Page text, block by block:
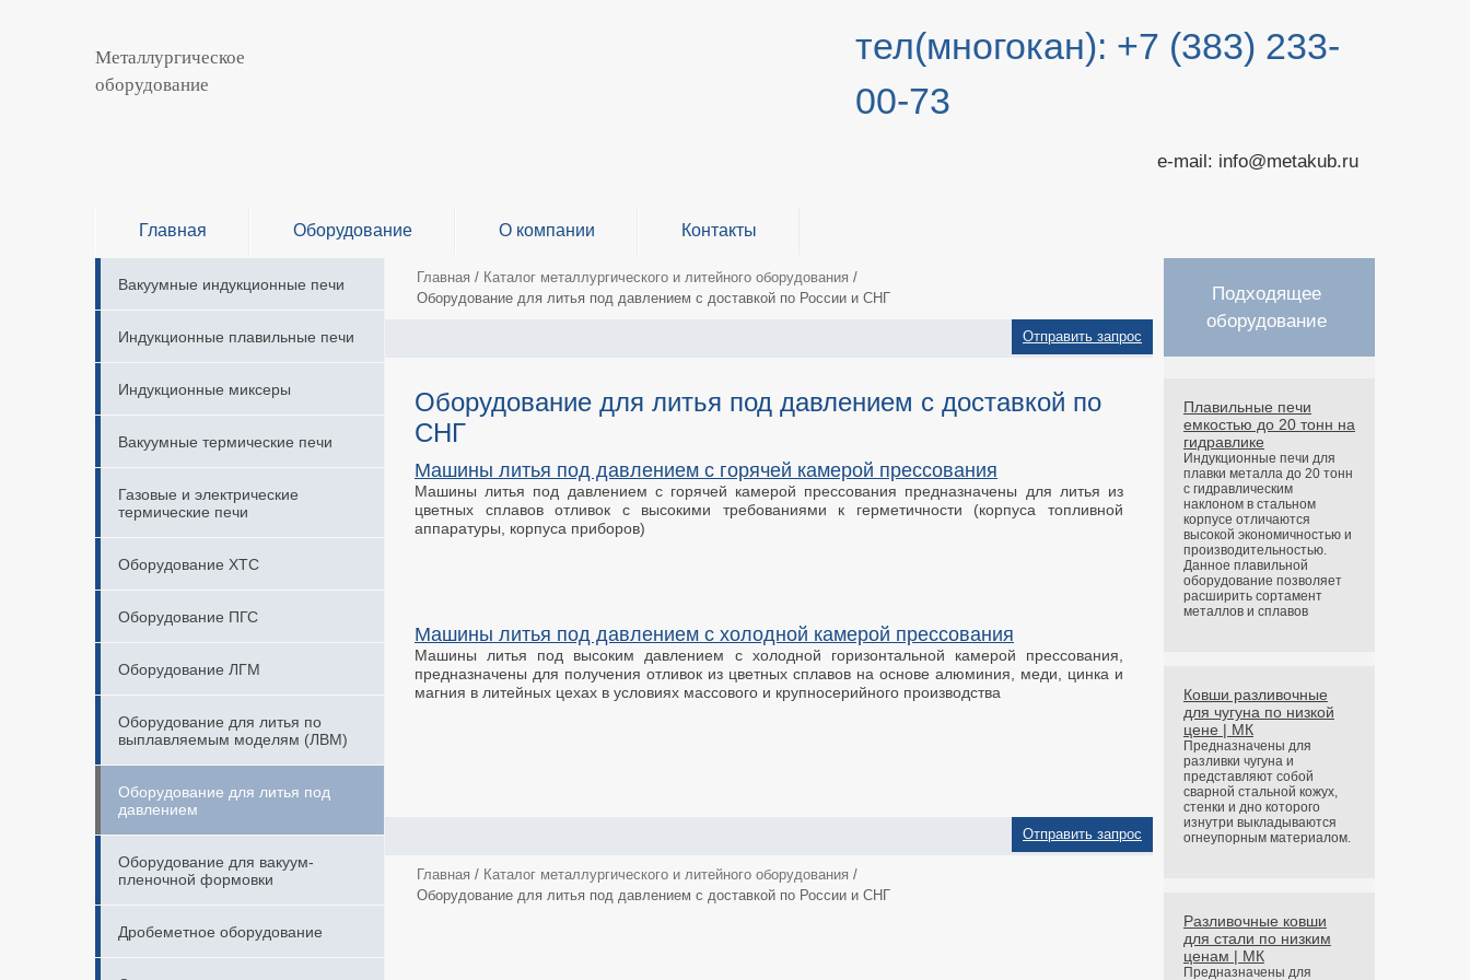
Металлургическое
оборудование
тел(многокан): +7 (383) 233-
00-73
e-mail: info@metakub.ru
Главная Оборудование О компании Контакты
Вакуумные индукционные печи
Индукционные плавильные печи
Индукционные миксеры
Вакуумные термические печи
Газовые и электрические
термические печи
Оборудование ХТС
Оборудование ПГС
Оборудование ЛГМ
Оборудование для литья по
выплавляемым моделям (ЛВМ)
Оборудование для литья под
давлением
Оборудование для вакуум-
пленочной формовки
Дробеметное оборудование
Главная / Каталог металлургического и литейного оборудования /
Оборудование для литья под давлением с доставкой по России и СНГ
Отправить запрос
Оборудование для литья под давлением с доставкой по
СНГ
Машины литья под давлением с горячей камерой прессования
Машины литья под давлением с горячей камерой прессования предназначены для литья из
цветных сплавов отливок с высокими требованиями к герметичности (корпуса топливной
аппаратуры, корпуса приборов)
Машины литья под давлением с холодной камерой прессования
Машины литья под высоким давлением с холодной горизонтальной камерой прессования,
предназначены для получения отливок из цветных сплавов на основе алюминия, меди, цинка и
магния в литейных цехах в условиях массового и крупносерийного производства
Отправить запрос
Главная / Каталог металлургического и литейного оборудования /
Оборудование для литья под давлением с доставкой по России и СНГ
Подходящее
оборудование
Плавильные печи
емкостью до 20 тонн на
гидравлике
Индукционные печи для
плавки металла до 20 тонн
с гидравлическим
наклоном в стальном
корпусе отличаются
высокой экономичностью и
производительностью.
Данное плавильной
оборудование позволяет
расширить сортамент
металлов и сплавов
Ковши разливочные
для чугуна по низкой
цене | МК
Предназначены для
разливки чугуна и
представляют собой
сварной стальной кожух,
стенки и дно которого
изнутри выкладываются
огнеупорным материалом.
Разливочные ковши
для стали по низким
ценам | МК
Предназначены для